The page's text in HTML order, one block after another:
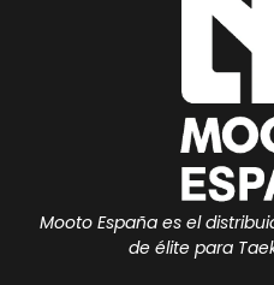
Mooto España es el
de élite para